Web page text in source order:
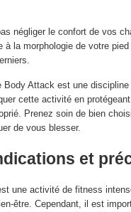
négliger le confort de vos
à la morphologie de votre
Body Attack est une
cette activité en
Prenez soin de bien
de vous blesser.
et
une activité de fitness
être. Cependant, il est